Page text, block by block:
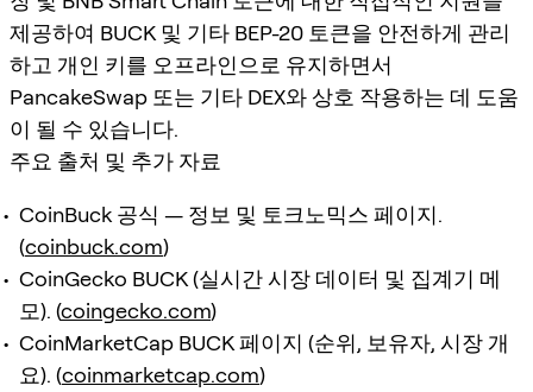
제공하여 BUCK 및 기타 BEP-20 토큰을 안전하게 관리
하고 개인 키를 오프라인으로 유지하면서
PancakeSwap 또는 기타 DEX와 상호 작용하는 데 도움
이 될 수 있습니다.
주요 출처 및 추가 자료
CoinBuck 공식 — 정보 및 토크노믹스 페이지.
(coinbuck.com)
CoinGecko BUCK (실시간 시장 데이터 및 집계기 메
모). (coingecko.com)
CoinMarketCap BUCK 페이지 (순위, 보유자, 시장 개
요). (coinmarketcap.com)